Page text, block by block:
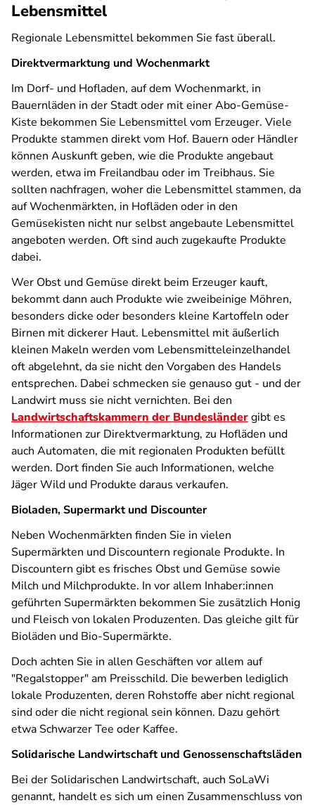
Lebensmittel
Regionale Lebensmittel bekommen Sie fast überall.
Direktvermarktung und Wochenmarkt
Im Dorf- und Hofladen, auf dem Wochenmarkt, in
Bauernläden in der Stadt oder mit einer Abo-Gemüse-
Kiste bekommen Sie Lebensmittel vom Erzeuger. Viele
Produkte stammen direkt vom Hof. Bauern oder Händler
können Auskunft geben, wie die Produkte angebaut
werden, etwa im Freilandbau oder im Treibhaus. Sie
sollten nachfragen, woher die Lebensmittel stammen, da
auf Wochenmärkten, in Hofläden oder in den
Gemüsekisten nicht nur selbst angebaute Lebensmittel
angeboten werden. Oft sind auch zugekaufte Produkte
dabei.
Wer Obst und Gemüse direkt beim Erzeuger kauft,
bekommt dann auch Produkte wie zweibeinige Möhren,
besonders dicke oder besonders kleine Kartoffeln oder
Birnen mit dickerer Haut. Lebensmittel mit äußerlich
kleinen Makeln werden vom Lebensmitteleinzelhandel
oft abgelehnt, da sie nicht den Vorgaben des Handels
entsprechen. Dabei schmecken sie genauso gut - und der
Landwirt muss sie nicht vernichten. Bei den
Landwirtschaftskammern der Bundesländergibt es
Informationen zur Direktvermarktung, zu Hofläden und
auch Automaten, die mit regionalen Produkten befüllt
werden. Dort finden Sie auch Informationen, welche
Jäger Wild und Produkte daraus verkaufen.
Bioladen, Supermarkt und Discounter
Neben Wochenmärkten finden Sie in vielen
Supermärkten und Discountern regionale Produkte. In
Discountern gibt es frisches Obst und Gemüse sowie
Milch und Milchprodukte. In vor allem Inhaber:innen
geführten Supermärkten bekommen Sie zusätzlich Honig
und Fleisch von lokalen Produzenten. Das gleiche gilt für
Bioläden und Bio-Supermärkte.
Doch achten Sie in allen Geschäften vor allem auf
"Regalstopper" am Preisschild. Die bewerben lediglich
lokale Produzenten, deren Rohstoffe aber nicht regional
sind oder die nicht regional sein können. Dazu gehört
etwa Schwarzer Tee oder Kaffee.
Solidarische Landwirtschaft und Genossenschaftsläden
Bei der Solidarischen Landwirtschaft, auch SoLaWi
genannt, handelt es sich um einen Zusammenschluss von